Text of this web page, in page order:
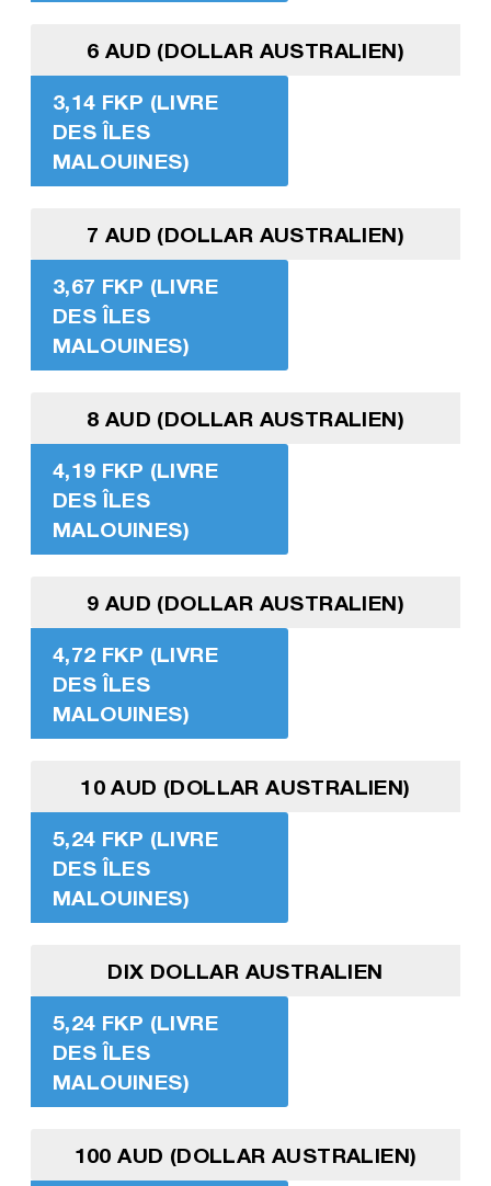
6 AUD (DOLLAR AUSTRALIEN)
3,14 FKP (LIVRE
DES ÎLES
MALOUINES)
7 AUD (DOLLAR AUSTRALIEN)
3,67 FKP (LIVRE
DES ÎLES
MALOUINES)
8 AUD (DOLLAR AUSTRALIEN)
4,19 FKP (LIVRE
DES ÎLES
MALOUINES)
9 AUD (DOLLAR AUSTRALIEN)
4,72 FKP (LIVRE
DES ÎLES
MALOUINES)
10 AUD (DOLLAR AUSTRALIEN)
5,24 FKP (LIVRE
DES ÎLES
MALOUINES)
DIX DOLLAR AUSTRALIEN
5,24 FKP (LIVRE
DES ÎLES
MALOUINES)
100 AUD (DOLLAR AUSTRALIEN)